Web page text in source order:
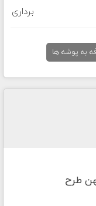
برداری
به پوشه ها
طرح